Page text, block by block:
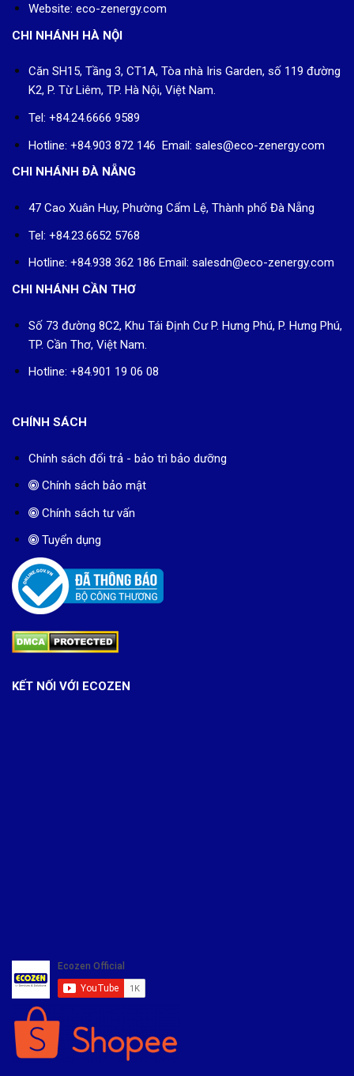
Website: eco-zenergy.com
CHI NHÁNH HÀ NỘI
Căn SH15, Tầng 3, CT1A, Tòa nhà Iris Garden, số 119 đường
K2, P. Từ Liêm, TP. Hà Nội, Việt Nam.
Tel: +84.24.6666 9589
Hotline: +84.903 872 146 Email: sales@eco-zenergy.com
CHI NHÁNH ĐÀ NẴNG
47 Cao Xuân Huy, Phường Cẩm Lệ, Thành phố Đà Nẵng
Tel: +84.23.6652 5768
Hotline: +84.938 362 186 Email: salesdn@eco-zenergy.com
CHI NHÁNH CẦN THƠ
Số 73 đường 8C2, Khu Tái Định Cư P. Hưng Phú, P. Hưng Phú,
TP. Cần Thơ, Việt Nam.
Hotline: +84.901 19 06 08
CHÍNH SÁCH
Chính sách đổi trả - bảo trì bảo dưỡng
Chính sách bảo mật
Chính sách tư vấn
Tuyển dụng
KẾT NỐI VỚI ECOZEN